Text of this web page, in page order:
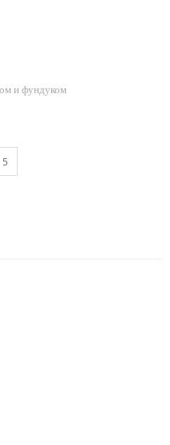
и фундуком
5